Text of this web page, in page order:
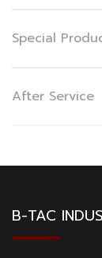
Special
After Service
B-TAC